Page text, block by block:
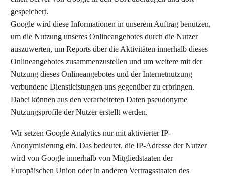
gespeichert.
Google wird diese Informationen in unserem Auftrag benutzen,
um die Nutzung unseres Onlineangebotes durch die Nutzer
auszuwerten, um Reports über die Aktivitäten innerhalb dieses
Onlineangebotes zusammenzustellen und um weitere mit der
Nutzung dieses Onlineangebotes und der Internetnutzung
verbundene Dienstleistungen uns gegenüber zu erbringen.
Dabei können aus den verarbeiteten Daten pseudonyme
Nutzungsprofile der Nutzer erstellt werden.
Wir setzen Google Analytics nur mit aktivierter IP-
Anonymisierung ein. Das bedeutet, die IP-Adresse der Nutzer
wird von Google innerhalb von Mitgliedstaaten der
Europäischen Union oder in anderen Vertragsstaaten des